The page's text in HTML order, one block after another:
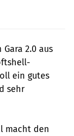
2.0 aus
ein gutes
sehr
macht den